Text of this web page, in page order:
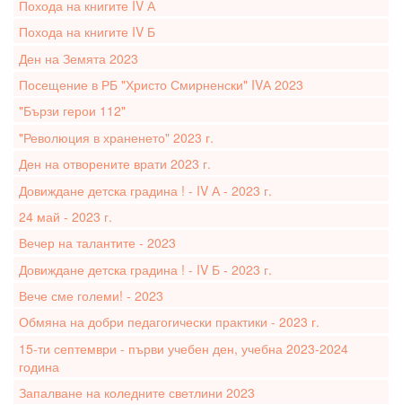
Похода на книгите IV А
Похода на книгите IV Б
Ден на Земята 2023
Посещение в РБ "Христо Смирненски" IVА 2023
"Бързи герои 112"
"Революция в храненето" 2023 г.
Ден на отворените врати 2023 г.
Довиждане детска градина ! - IV А - 2023 г.
24 май - 2023 г.
Вечер на талантите - 2023
Довиждане детска градина ! - IV Б - 2023 г.
Вече сме големи! - 2023
Обмяна на добри педагогически практики - 2023 г.
15-ти септември - първи учебен ден, учебна 2023-2024
година
Запалване на коледните светлини 2023